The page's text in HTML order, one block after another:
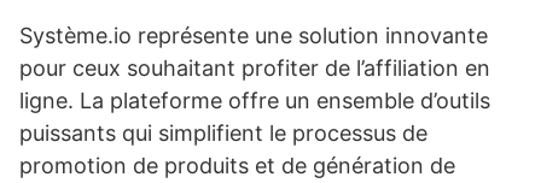
Système.io représente une solution innovante
pour ceux souhaitant profiter de l’affiliation en
ligne. La plateforme offre un ensemble d’outils
puissants qui simplifient le processus de
promotion de produits et de génération de